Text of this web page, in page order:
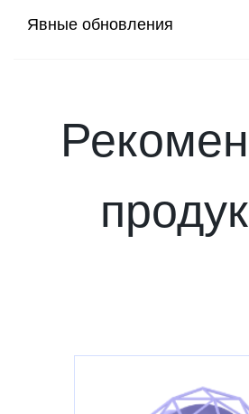
Явные обновления